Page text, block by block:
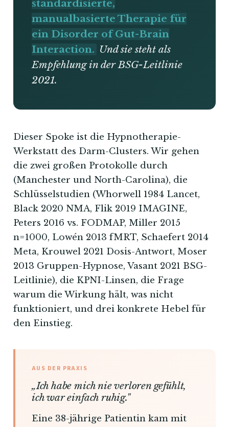
standardisierte,
manualbasierte Therapie für
ein Disorder of Gut-Brain
Interaction. Und sie steht als
Empfehlung in der BSG-Leitlinie
2021.
Dieser Spoke ist die Hypnotherapie-
Werkstatt des Darm-Clusters. Wir gehen
die zwei großen Protokolle durch
(Manchester und North-Carolina), die
Schlüsselstudien (Whorwell 1984 Lancet,
Black 2020 NMA, Flik 2019 IMAGINE,
Peters 2016 vs. FODMAP, Miller 2015
n=1000, Lowén 2013 fMRT, Schaefert 2014
Meta, Krouwel 2021 Dosis-Antwort, Moser
2013 Gruppen-Hypnose, Vasant 2021 BSG-
Leitlinie), die KPNI-Linsen, die Frage
warum die Wirkung hält, was nicht
funktioniert, und drei konkrete Hebel für
den Einstieg.
AUS DER PRAXIS
„Ich habe mich nie verloren gefühlt,
ich war einfach ruhig."
Eine 38-jährige Patientin kam mit